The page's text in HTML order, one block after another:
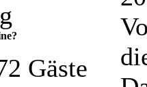
Gäste